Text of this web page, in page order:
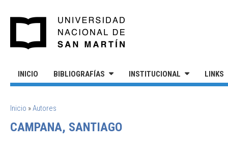
INICIO BIBLIOGRAFÍAS INSTITUCIONAL LINKS
SE ENCUENTRA USTED AQUÍ
Inicio »Autores
CAMPANA, SANTIAGO